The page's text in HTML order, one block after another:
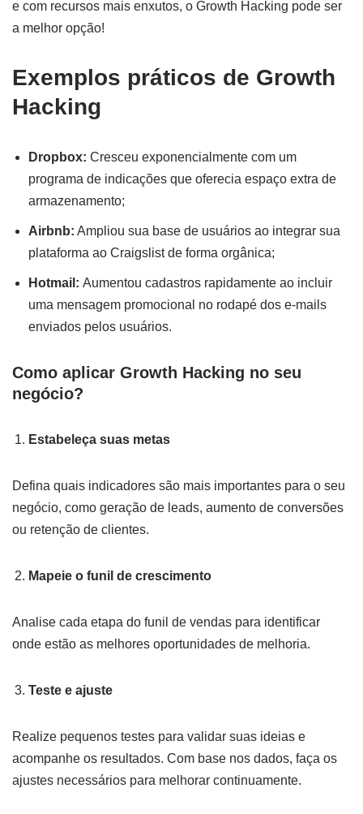
e com recursos mais enxutos, o Growth Hacking pode ser
a melhor opção!
Exemplos práticos de Growth
Hacking
Dropbox: Cresceu exponencialmente com um
programa de indicações que oferecia espaço extra de
armazenamento;
Airbnb: Ampliou sua base de usuários ao integrar sua
plataforma ao Craigslist de forma orgânica;
Hotmail: Aumentou cadastros rapidamente ao incluir
uma mensagem promocional no rodapé dos e-mails
enviados pelos usuários.
Como aplicar Growth Hacking no seu
negócio?
Estabeleça suas metas
Defina quais indicadores são mais importantes para o seu
negócio, como geração de leads, aumento de conversões
ou retenção de clientes.
Mapeie o funil de crescimento
Analise cada etapa do funil de vendas para identificar
onde estão as melhores oportunidades de melhoria.
Teste e ajuste
Realize pequenos testes para validar suas ideias e
acompanhe os resultados. Com base nos dados, faça os
ajustes necessários para melhorar continuamente.